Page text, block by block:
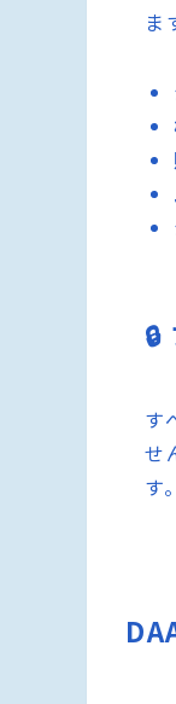
ま
す
せ
す。